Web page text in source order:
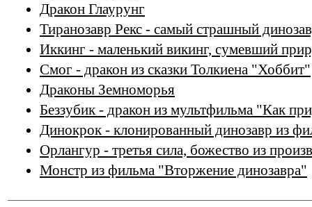
Дракон Глаурунг
Тиранозавр Рекс - самый страшный
Иккинг - маленький викинг, сумевший
Смог - дракон из сказки Толкиена "Хоббит"
Драконы Земноморья
Беззубик - дракон из мультфильма "Как
Динокрок - клонированный динозавр из
Орлангур - третья сила, божество из
Монстр из фильма "Вторжение динозавра"